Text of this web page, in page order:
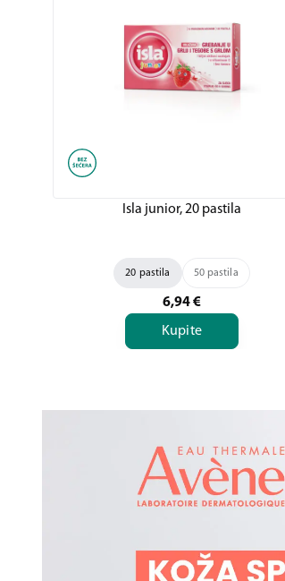
Isla junior, 20 pastila
20 pastila 50 pastila
6,94€
Kupite